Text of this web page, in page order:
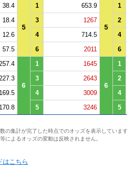
38.4
5
1 653.9
5
1
18.4 3 1267
2
12.6 4 714.5
4
57.5 6 2011 6
6
1 1645
6
1
3 2643
2
169.5 4 3009
4
170.8 5 3246 5
の集計が完了した時点でのオッズを表示していま
によるオッズの変動は反映されません。
はこちら